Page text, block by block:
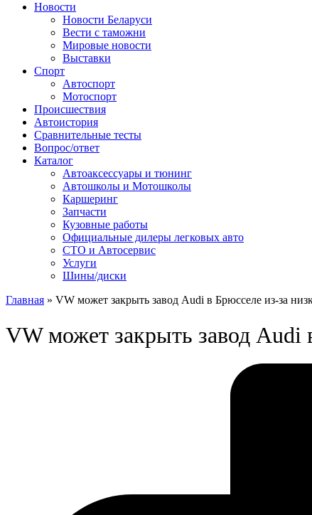
Сайт про автомобили
Новости
Новости Беларуси
Вести с таможни
Мировые новости
Выставки
Спорт
Автоспорт
Мотоспорт
Происшествия
Автоистория
Сравнительные тесты
Вопрос/ответ
Каталог
Автоакcессуары и тюнинг
Автошколы и Мотошколы
Каршеринг
Запчасти
Кузовные работы
Официальные дилеры легковых авто
СТО и Автосервис
Услуги
Шины/диски
Главная » VW может закрыть завод Audi в Брюсселе из-за
VW может закрыть завод Audi